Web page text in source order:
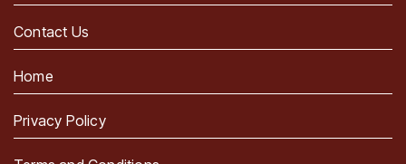
Contact Us
Home
Privacy Policy